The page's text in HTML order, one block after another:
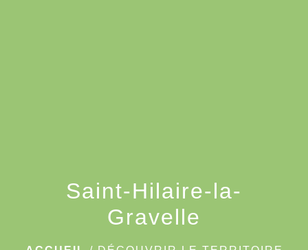
Saint-Hilaire-la-
Gravelle